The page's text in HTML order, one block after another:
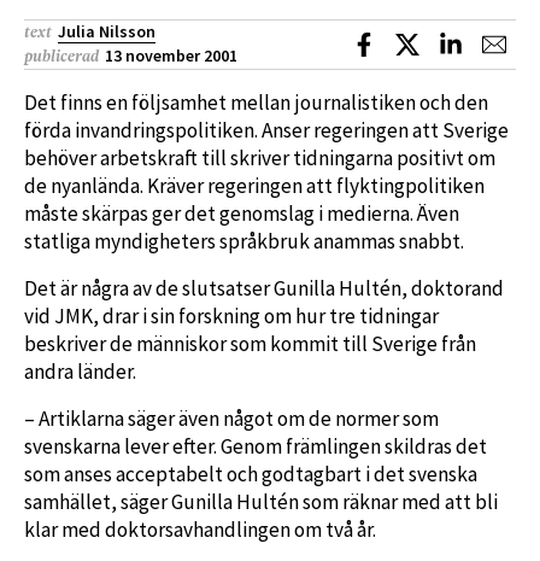
text Julia Nilsson
publicerad 13 november 2001
Dela på Facebook
Dela på XDela på
Det finns en följsamhet mellan journalistiken och den
förda invandringspolitiken. Anser regeringen att Sverige
behöver arbetskraft till skriver tidningarna positivt om
de nyanlända. Kräver regeringen att flyktingpolitiken
måste skärpas ger det genomslag i medierna. Även
statliga myndigheters språkbruk anammas snabbt.
Det är några av de slutsatser Gunilla Hultén, doktorand
vid JMK, drar i sin forskning om hur tre tidningar
beskriver de människor som kommit till Sverige från
andra länder.
– Artiklarna säger även något om de normer som
svenskarna lever efter. Genom främlingen skildras det
som anses acceptabelt och godtagbart i det svenska
samhället, säger Gunilla Hultén som räknar med att bli
klar med doktorsavhandlingen om två år.